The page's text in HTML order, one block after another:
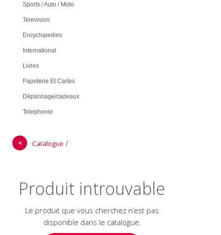
Sports / Auto / Moto
Television
Encyclopedies
International
Livres
Papeterie Et Cartes
Dépannage/cadeaux
Telephonie
＜ Catalogue /
Produit introuvable
Le produit que vous cherchez n’est pas
disponible dans le catalogue.